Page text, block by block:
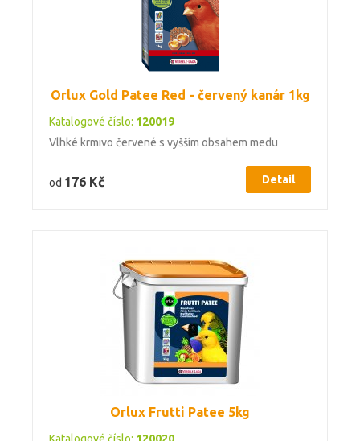
Orlux Gold Patee Red - červený kanár 1kg
Katalogové číslo: 120019
Vlhké krmivo červené s vyšším obsahem medu
od 176 Kč Detail
Orlux Frutti Patee 5kg